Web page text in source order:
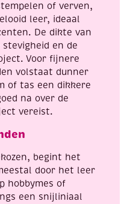
of verven,
leer, ideaal
De dikte van
en de
Voor fijnere
volstaat dunner
of tas een dikkere
na over de
vereist.
begint het
door het leer
hobbymes of
een snijliniaal